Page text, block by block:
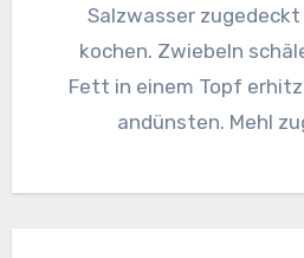
Salzwasser
kochen. Zwiebeln
Fett in einem Topf
andünsten. Mehl